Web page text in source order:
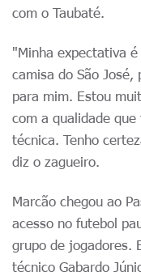
com o Taubaté.
"Minha expectativa
camisa do São
para mim. Estou
com a qualidade
técnica. Tenho
diz o zagueiro.
Marcão chegou ao
acesso no futebol
grupo de jogadores.
técnico Gabardo